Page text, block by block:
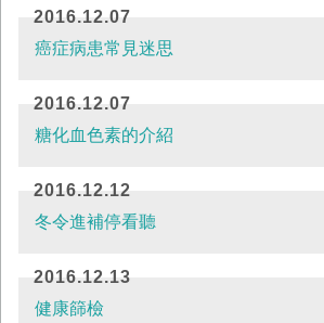
2016.12.07
癌症病患常見迷思
2016.12.07
糖化血色素的介紹
2016.12.12
冬令進補停看聽
2016.12.13
健康篩檢